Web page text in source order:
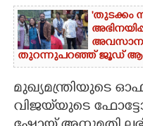
'തുടക്കം
അവസാന
തുറന്നുപറഞ്ഞ് ജൂഡ്
മുഖ്യമന്ത്രിയുടെ
വിജയ്‌യുടെ ഫോട്ടോ